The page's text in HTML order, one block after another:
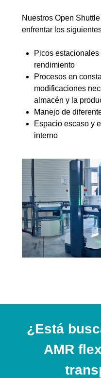
Nuestros Open
enfrentar los
Picos
rendimiento
Procesos en
modificaciones
almacén y la
Manejo de
Espacio escaso y
interno
¿Está
AMR